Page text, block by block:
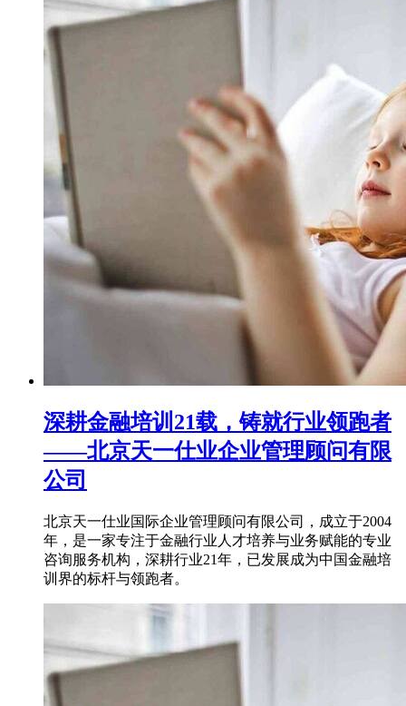
深耕金融培训21载，铸就行业领跑者
——北京天一仕业企业管理顾问有限
公司
北京天一仕业国际企业管理顾问有限公司，成立于2004
年，是一家专注于金融行业人才培养与业务赋能的专业
咨询服务机构，深耕行业21年，已发展成为中国金融培
训界的标杆与领跑者。